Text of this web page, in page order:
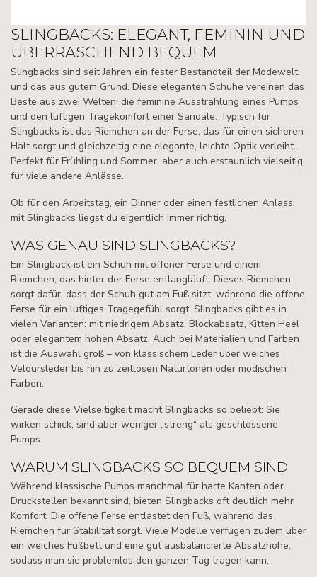
SLINGBACKS: ELEGANT, FEMININ UND
ÜBERRASCHEND BEQUEM
Slingbacks sind seit Jahren ein fester Bestandteil der Modewelt,
und das aus gutem Grund. Diese eleganten Schuhe vereinen das
Beste aus zwei Welten: die feminine Ausstrahlung eines Pumps
und den luftigen Tragekomfort einer Sandale. Typisch für
Slingbacks ist das Riemchen an der Ferse, das für einen sicheren
Halt sorgt und gleichzeitig eine elegante, leichte Optik verleiht.
Perfekt für Frühling und Sommer, aber auch erstaunlich vielseitig
für viele andere Anlässe.
Ob für den Arbeitstag, ein Dinner oder einen festlichen Anlass:
mit Slingbacks liegst du eigentlich immer richtig.
WAS GENAU SIND SLINGBACKS?
Ein Slingback ist ein Schuh mit offener Ferse und einem
Riemchen, das hinter der Ferse entlangläuft. Dieses Riemchen
sorgt dafür, dass der Schuh gut am Fuß sitzt, während die offene
Ferse für ein luftiges Tragegefühl sorgt. Slingbacks gibt es in
vielen Varianten: mit niedrigem Absatz, Blockabsatz, Kitten Heel
oder elegantem hohen Absatz. Auch bei Materialien und Farben
ist die Auswahl groß – von klassischem Leder über weiches
Veloursleder bis hin zu zeitlosen Naturtönen oder modischen
Farben.
Gerade diese Vielseitigkeit macht Slingbacks so beliebt: Sie
wirken schick, sind aber weniger „streng“ als geschlossene
Pumps.
WARUM SLINGBACKS SO BEQUEM SIND
Während klassische Pumps manchmal für harte Kanten oder
Druckstellen bekannt sind, bieten Slingbacks oft deutlich mehr
Komfort. Die offene Ferse entlastet den Fuß, während das
Riemchen für Stabilität sorgt. Viele Modelle verfügen zudem über
ein weiches Fußbett und eine gut ausbalancierte Absatzhöhe,
sodass man sie problemlos den ganzen Tag tragen kann.